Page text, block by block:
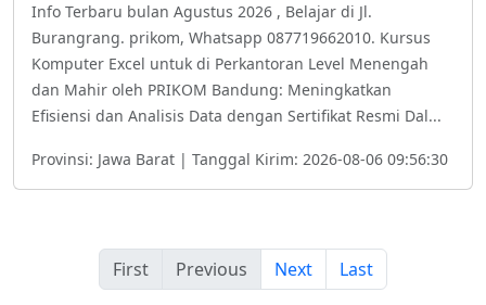
Info Terbaru bulan Agustus 2026 , Belajar di Jl.
Burangrang. prikom, Whatsapp 087719662010. Kursus
Komputer Excel untuk di Perkantoran Level Menengah
dan Mahir oleh PRIKOM Bandung: Meningkatkan
Efisiensi dan Analisis Data dengan Sertifikat Resmi Dal...
Provinsi: Jawa Barat | Tanggal Kirim: 2026-08-06 09:56:30
First Previous Next Last